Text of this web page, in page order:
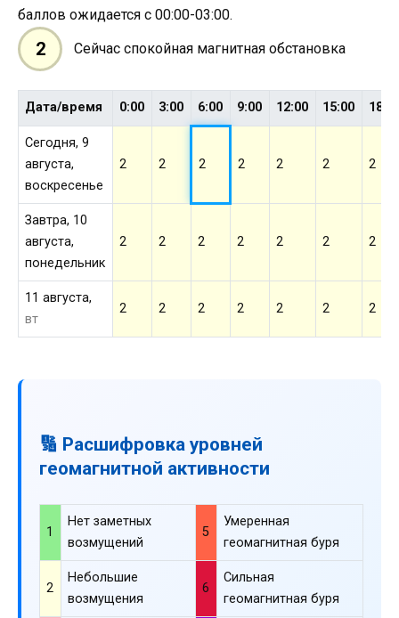
баллов ожидается с 00:00-03:00.
2 Сейчас спокойная магнитная обстановка
Дата/время 0:00 3:00 6:00 9:00 12:00 15:00
Сегодня, 9
августа,
воскресенье
2 2 2 2 2 2 2
Завтра, 10
августа,
понедельник
2 2 2 2 2 2 2
11 августа,
вт
2 2 2 2 2 2 2
🔢 Расшифровка уровней
геомагнитной активности
1
Нет заметных
возмущений
5
Умеренная
геомагнитная буря
2
Небольшие
возмущения
6
Сильная
геомагнитная буря